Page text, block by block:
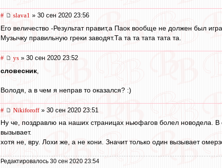
# slava1 » 30 сен 2020 23:56
Его величество -Результат правит,а Паок вообще не должен был
Музычку правильную греки заводят.Та та та тата тата та.
# ys » 30 сен 2020 23:52
словесник
Володя, а в чем я неправ то оказался? :)
# Nikiforoff» 30 сен 2020 23:51
Ну че, поздравлю на наших страницах ньюфагов болел новодела. В
вызывает.
хотя не, вру. Лохи же, а не кони. Значит только один вызывает
Редактировалось 30 сен 2020 23:54